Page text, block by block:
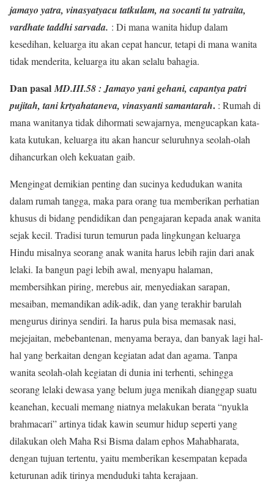
jamayo yatra, vinasyatyacu tatkulam, na socanti tu yatraita,
vardhate taddhi sarvada. : Di mana wanita hidup dalam
kesedihan, keluarga itu akan cepat hancur, tetapi di mana wanita
tidak menderita, keluarga itu akan selalu bahagia.
Dan pasalMD.III.58 : Jamayo yani gehani, capantya patri
pujitah, tani krtyahataneva, vinasyanti samantarah. : Rumah di
mana wanitanya tidak dihormati sewajarnya, mengucapkan kata-
kata kutukan, keluarga itu akan hancur seluruhnya seolah-olah
dihancurkan oleh kekuatan gaib.
Mengingat demikian penting dan sucinya kedudukan wanita
dalam rumah tangga, maka para orang tua memberikan perhatian
khusus di bidang pendidikan dan pengajaran kepada anak wanita
sejak kecil. Tradisi turun temurun pada lingkungan keluarga
Hindu misalnya seorang anak wanita harus lebih rajin dari anak
lelaki. Ia bangun pagi lebih awal, menyapu halaman,
membersihkan piring, merebus air, menyediakan sarapan,
mesaiban, memandikan adik-adik, dan yang terakhir barulah
mengurus dirinya sendiri. Ia harus pula bisa memasak nasi,
mejejaitan, mebebantenan, menyama beraya, dan banyak lagi hal-
hal yang berkaitan dengan kegiatan adat dan agama. Tanpa
wanita seolah-olah kegiatan di dunia ini terhenti, sehingga
seorang lelaki dewasa yang belum juga menikah dianggap suatu
keanehan, kecuali memang niatnya melakukan berata “nyukla
brahmacari” artinya tidak kawin seumur hidup seperti yang
dilakukan oleh Maha Rsi Bisma dalam ephos Mahabharata,
dengan tujuan tertentu, yaitu memberikan kesempatan kepada
keturunan adik tirinya menduduki tahta kerajaan.